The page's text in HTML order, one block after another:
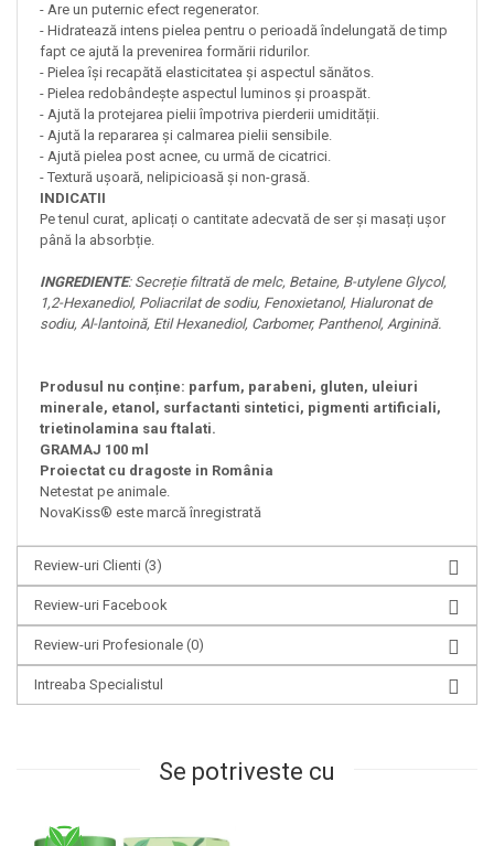
- Are un puternic efect regenerator.
- Hidratează intens pielea pentru o perioadă îndelungată de timp
fapt ce ajută la prevenirea formării ridurilor.
- Pielea își recapătă elasticitatea și aspectul sănătos.
- Pielea redobândește aspectul luminos și proaspăt.
- Ajută la protejarea pielii împotriva pierderii umidității.
- Ajută la repararea și calmarea pielii sensibile.
- Ajută pielea post acnee, cu urmă de cicatrici.
- Textură ușoară, nelipicioasă și non-grasă.
INDICATII
Pe tenul curat, aplicați o cantitate adecvată de ser și masați ușor
până la absorbție.
INGREDIENTE: Secreție filtrată de melc, Betaine, B-utylene Glycol,
1,2-Hexanediol, Poliacrilat de sodiu, Fenoxietanol, Hialuronat de
sodiu, Al-lantoină, Etil Hexanediol, Carbomer, Panthenol, Arginină.
Produsul nu conține: parfum, parabeni, gluten, uleiuri
minerale, etanol, surfactanti sintetici, pigmenti artificiali,
trietinolamina sau ftalati.
GRAMAJ 100 ml
Proiectat cu dragoste in România
Netestat pe animale.
NovaKiss® este marcă înregistrată
Review-uri Clienti (3)
Review-uri Facebook
Review-uri Profesionale (0)
Intreaba Specialistul
Se potriveste cu